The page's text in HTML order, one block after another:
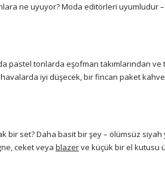
ne uyuyor? Moda editörleri uyumludur
pastel tonlarda eşofman takımlarından
iyi düşecek, bir fincan paket
bir set? Daha basit bir şey – ölümsüz
ceket veya blazerve küçük bir el kutusu